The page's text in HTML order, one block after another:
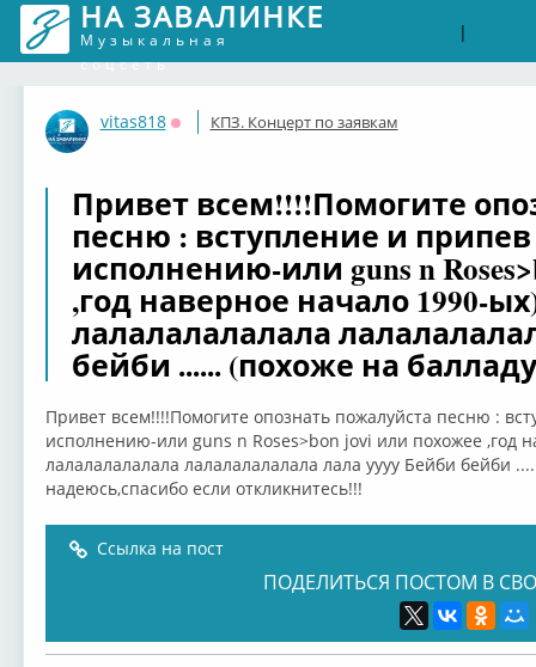
НА ЗАВАЛИНКЕ
Музыкальная
соцсеть
|
vitas818
Оффлайн
КПЗ. Концерт по заявкам
Привет всем!!!!Помогите
песню : вступление и
исполнению-или guns n
,год наверное начало 1990-
лалалалалалала
бейби ...... (похоже на
Привет всем!!!!Помогите опознать пожалуйста песню :
исполнению-или guns n Roses>bon jovi или похожее ,год
лалалалалалала лалалалалалала лала уууу Бейби бейби
надеюсь,спасибо если откликнитесь!!!
Ссылка на пост
ПОДЕЛИТЬСЯ ПОСТОМ В